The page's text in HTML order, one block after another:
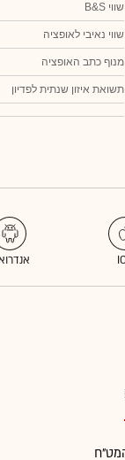
שווי B&S
שווי נאיבי לאופציה
מנוף כתב האופציה
תשואת איזון שנתית לפדיון